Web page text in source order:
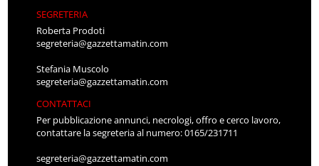
SEGRETERIA
Roberta Prodoti
segreteria@gazzettamatin.com
Stefania Muscolo
segreteria@gazzettamatin.com
CONTATTACI
Per pubblicazione annunci, necrologi, offro e cerco lavoro,
contattare la segreteria al numero: 0165/231711
segreteria@gazzettamatin.com